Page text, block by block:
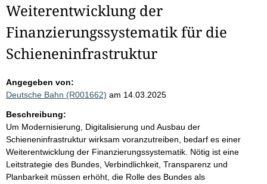
Weiterentwicklung der
Finanzierungssystematik für die
Schieneninfrastruktur
Angegeben von:
Deutsche Bahn (R001662) am 14.03.2025
Beschreibung:
Um Modernisierung, Digitalisierung und Ausbau der
Schieneninfrastruktur wirksam voranzutreiben, bedarf es einer
Weiterentwicklung der Finanzierungssystematik. Nötig ist eine
Leitstrategie des Bundes, Verbindlichkeit, Transparenz und
Planbarkeit müssen erhöht, die Rolle des Bundes als